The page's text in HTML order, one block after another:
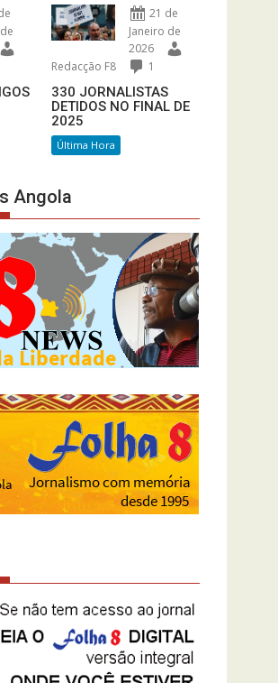
21 de
Janeiro de
2026
Redacção F8
1
330 JORNALISTAS
DETIDOS NO FINAL DE
2025
Última Hora
Angola